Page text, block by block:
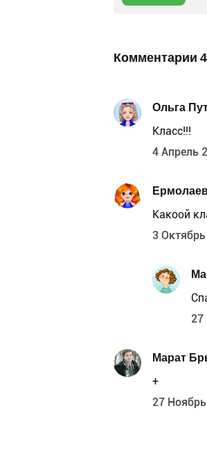
Комментарии 4
Ольга
Класс!!!
4 Апрель
Какоой
3
27
Марат
+
27